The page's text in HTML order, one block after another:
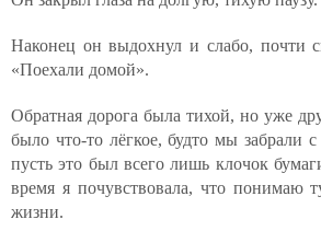
Наконец он выдохнул и слабо, почти
«Поехали домой».
Обратная дорога была тихой, но уже
было что-то лёгкое, будто мы забрали
пусть это был всего лишь клочок
время я почувствовала, что понимаю
жизни.